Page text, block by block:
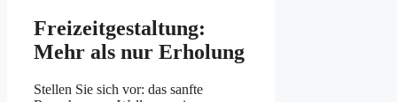
Freizeitgestaltung:
Mehr als nur Erholung
Stellen Sie sich vor: das sanfte